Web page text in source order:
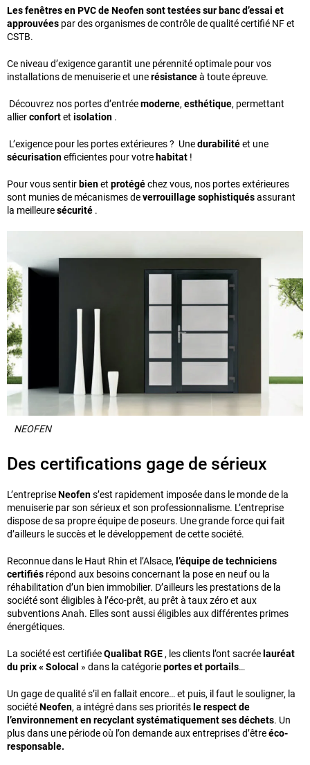
Les fenêtres en PVC de Neofen sont testées sur banc d’essai et
approuvées par des organismes de contrôle de qualité certifié NF et
CSTB.
Ce niveau d’exigence garantit une pérennité optimale pour vos
installations de menuiserie et unerésistanceà toute épreuve.
Découvrez nos portes d’entréemoderne, esthétique, permettant
allierconfortet isolation .
L’exigence pour les portes extérieures ? Unedurabilitéet une
sécurisationefficientes pour votre habitat !
Pour vous sentir bienet protégéchez vous, nos portes extérieures
sont munies de mécanismes deverrouillage sophistiquésassurant
la meilleuresécurité .
NEOFEN
Des certifications gage de sérieux
L’entrepriseNeofens’est rapidement imposée dans le monde de la
menuiserie par son sérieux et son professionnalisme. L’entreprise
dispose de sa propre équipe de poseurs. Une grande force qui fait
d’ailleurs le succès et le développement de cette société.
Reconnue dans le Haut Rhin et l’Alsace, l’équipe de techniciens
certifiés répond aux besoins concernant la pose en neuf ou la
réhabilitation d’un bien immobilier. D’ailleurs les prestations de la
société sont éligibles à l’éco-prêt, au prêt à taux zéro et aux
subventions Anah. Elles sont aussi éligibles aux différentes primes
énergétiques.
La société est certifiéeQualibat RGE, les clients l’ont sacrée lauréat
du prix « Solocal » dans la catégorieportes et portails…
Un gage de qualité s’il en fallait encore… et puis, il faut le souligner, la
sociétéNeofen, a intégré dans ses priorités le respect de
l’environnement enrecyclant systématiquement ses déchets. Un
plus dans une période où l’on demande aux entreprises d’êtreéco-
responsable.